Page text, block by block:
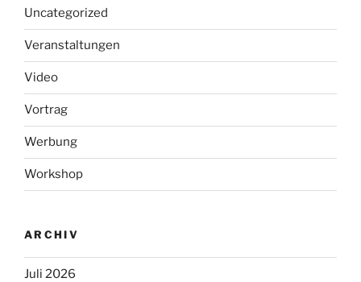
Uncategorized
Veranstaltungen
Video
Vortrag
Werbung
Workshop
ARCHIV
Juli 2026